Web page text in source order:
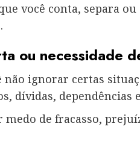
você conta, separa
ou necessidade
ignorar certas
dívidas, dependências
de fracasso,